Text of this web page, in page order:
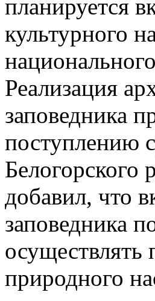
планируется
культурного
Реализация
заповедника
поступлению
Белогорского
добавил, что
заповедника
осуществлять
природного